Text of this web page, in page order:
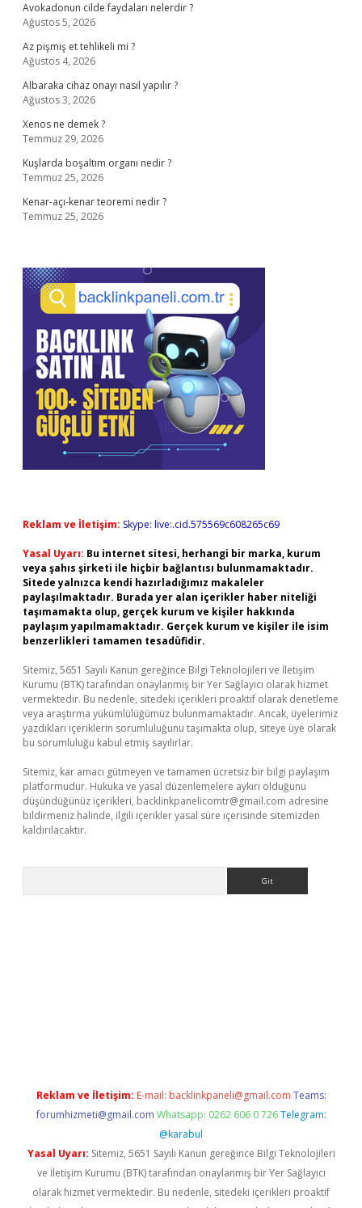
Avokadonun cilde faydaları nelerdir ?
Ağustos 5, 2026
Az pişmiş et tehlikeli mi ?
Ağustos 4, 2026
Albaraka cihaz onayı nasıl yapılır ?
Ağustos 3, 2026
Xenos ne demek ?
Temmuz 29, 2026
Kuşlarda boşaltım organı nedir ?
Temmuz 25, 2026
Kenar-açı-kenar teoremi nedir ?
Temmuz 25, 2026
Reklam ve İletişim: Skype: live:.cid.575569c608265c69
Yasal Uyarı: Bu internet sitesi, herhangi bir marka, kurum
veya şahıs şirketi ile hiçbir bağlantısı bulunmamaktadır.
Sitede yalnızca kendi hazırladığımız makaleler
paylaşılmaktadır. Burada yer alan içerikler haber niteliği
taşımamakta olup, gerçek kurum ve kişiler hakkında
paylaşım yapılmamaktadır. Gerçek kurum ve kişiler ile isim
benzerlikleri tamamen tesadüfidir.
Sitemiz, 5651 Sayılı Kanun gereğince Bilgi Teknolojileri ve İletişim
Kurumu (BTK) tarafından onaylanmış bir Yer Sağlayıcı olarak hizmet
vermektedir. Bu nedenle, sitedeki içerikleri proaktif olarak denetleme
veya araştırma yükümlülüğümüz bulunmamaktadır. Ancak, üyelerimiz
yazdıkları içeriklerin sorumluluğunu taşımakta olup, siteye üye olarak
bu sorumluluğu kabul etmiş sayılırlar.
Sitemiz, kar amacı gütmeyen ve tamamen ücretsiz bir bilgi paylaşım
platformudur. Hukuka ve yasal düzenlemelere aykırı olduğunu
düşündüğünüz içerikleri, backlinkpanelicomtr@gmail.com adresine
bildirmeniz halinde, ilgili içerikler yasal süre içerisinde sitemizden
kaldırılacaktır.
Reklam ve İletişim: E-mail: backlinkpaneli@gmail.com Teams:
forumhizmeti@gmail.com Whatsapp: 0262 606 0 726 Telegram:
@karabul
Yasal Uyarı: Sitemiz, 5651 Sayılı Kanun gereğince Bilgi Teknolojileri
ve İletişim Kurumu (BTK) tarafından onaylanmış bir Yer Sağlayıcı
olarak hizmet vermektedir. Bu nedenle, sitedeki içerikleri proaktif